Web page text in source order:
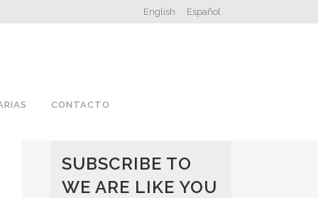
English Español
CONTACTO
SUBSCRIBE TO
WE ARE LIKE YOU